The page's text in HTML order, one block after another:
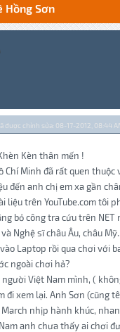
Hồng Sơn
được chỉnh sửa: 08-17-2012, 08:44
Kèn thân mến !
Chí Minh đã rất quen
đến anh chị em xa gần
liệu trên YouTube.com tôi
bỏ công tra cứu trên
Nghệ sĩ châu Âu, châu
Laptop rồi qua chơi với
ngoài chơi hả?
Việt Nam mình, (
đi xem lại. Anh Sơn (cũng
nhịp hành khúc,
anh chưa thấy ai chơi